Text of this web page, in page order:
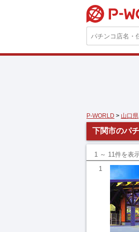
P-WORLD > 山口県
下関市のパ
1 ～ 11件を表
1